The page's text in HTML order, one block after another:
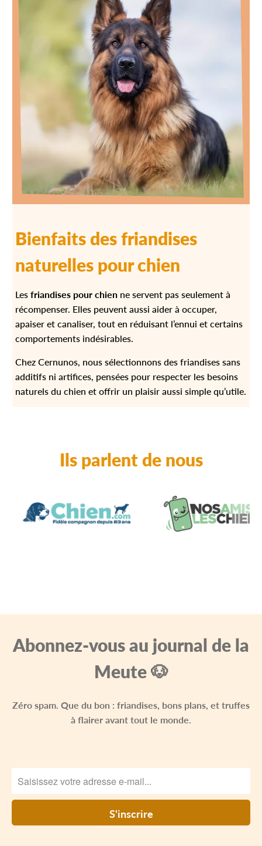
Bienfaits des friandises
naturelles pour chien
Lesfriandises pour chien ne servent pas seulement à
récompenser. Elles peuvent aussi aider à occuper,
apaiser et canaliser, tout en réduisant l’ennui et certains
comportements indésirables.
Chez Cernunos, nous sélectionnons des friandises sans
additifs ni artifices, pensées pour respecter les besoins
naturels du chien et offrir un plaisir aussi simple qu’utile.
Ils parlent de nous
Abonnez-vous au journal de la
Meute 🐶
Zéro spam. Que du bon : friandises, bons plans, et truffes
à flairer avant tout le monde.